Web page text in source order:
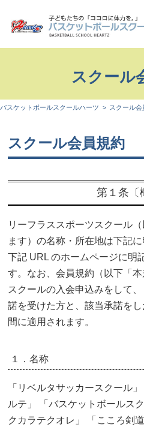
スクール
バスケットボールスクールハーツ スクール会
スクール会員規約
第１条〔
リーフラススポーツスクール
ます）の名称・所在地は下記
下記 URL のホームページに明
す。なお、会員規約（以下「
スクールの入会申込みをして
諾を受けた方と、該当承諾を
間に適用されます。
１．名称
「リベルタサッカースクール
ルテ」 「バスケットボールス
クカラテクオレ」 「こころ剣